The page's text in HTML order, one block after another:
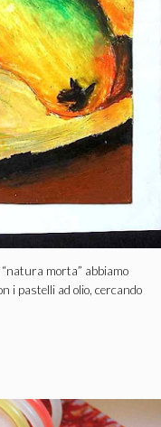
morta” abbiamo
i pastelli ad olio, cercando